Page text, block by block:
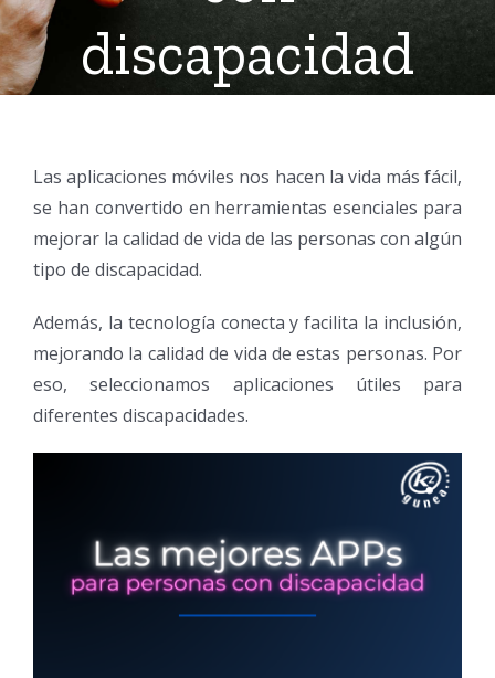
discapacidad
Las aplicaciones móviles nos hacen la vida más fácil,
se han convertido en herramientas esenciales para
mejorar la calidad de vida de las personas con algún
tipo de discapacidad.
Además, la tecnología conecta y facilita la inclusión,
mejorando la calidad de vida de estas personas. Por
eso, seleccionamos aplicaciones útiles para
diferentes discapacidades.